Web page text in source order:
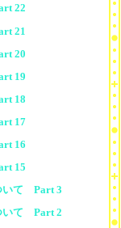
22
21
20
19
18
17
16
15
いて Part 3
いて Part 2